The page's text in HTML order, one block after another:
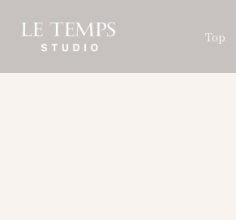
Top